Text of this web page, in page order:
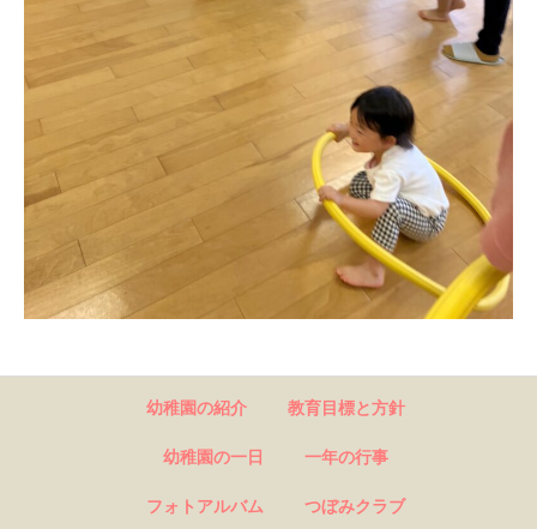
幼稚園の紹介 教育目標と方針
幼稚園の一日 一年の行事
フォトアルバム つぼみクラブ